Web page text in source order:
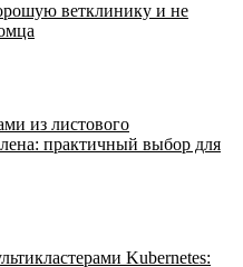
ветклинику и не
из листового
практичный выбор для
Kubernetes: